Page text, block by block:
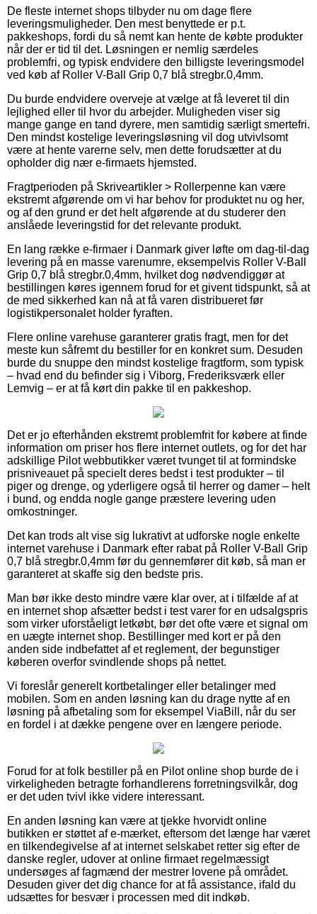
De fleste internet shops tilbyder nu om dage flere
leveringsmuligheder. Den mest benyttede er p.t.
pakkeshops, fordi du så nemt kan hente de købte produkter
når der er tid til det. Løsningen er nemlig særdeles
problemfri, og typisk endvidere den billigste leveringsmodel
ved køb af Roller V-Ball Grip 0,7 blå stregbr.0,4mm.
Du burde endvidere overveje at vælge at få leveret til din
lejlighed eller til hvor du arbejder. Muligheden viser sig
mange gange en tand dyrere, men samtidig særligt smertefri.
Den mindst kostelige leveringsløsning vil dog utvivlsomt
være at hente varerne selv, men dette forudsætter at du
opholder dig nær e-firmaets hjemsted.
Fragtperioden på Skriveartikler > Rollerpenne kan være
ekstremt afgørende om vi har behov for produktet nu og her,
og af den grund er det helt afgørende at du studerer den
anslåede leveringstid for det relevante produkt.
En lang række e-firmaer i Danmark giver løfte om dag-til-dag
levering på en masse varenumre, eksempelvis Roller V-Ball
Grip 0,7 blå stregbr.0,4mm, hvilket dog nødvendiggør at
bestillingen køres igennem forud for et givent tidspunkt, så at
de med sikkerhed kan nå at få varen distribueret før
logistikpersonalet holder fyraften.
Flere online varehuse garanterer gratis fragt, men for det
meste kun såfremt du bestiller for en konkret sum. Desuden
burde du snuppe den mindst kostelige fragtform, som typisk
– hvad end du befinder sig i Viborg, Frederiksværk eller
Lemvig – er at få kørt din pakke til en pakkeshop.
Det er jo efterhånden ekstremt problemfrit for købere at finde
information om priser hos flere internet outlets, og for det har
adskillige Pilot webbutikker været tvunget til at formindske
prisniveauet på specielt deres bedst i test produkter – til
piger og drenge, og yderligere også til herrer og damer – helt
i bund, og endda nogle gange præstere levering uden
omkostninger.
Det kan trods alt vise sig lukrativt at udforske nogle enkelte
internet varehuse i Danmark efter rabat på Roller V-Ball Grip
0,7 blå stregbr.0,4mm før du gennemfører dit køb, så man er
garanteret at skaffe sig den bedste pris.
Man bør ikke desto mindre være klar over, at i tilfælde af at
en internet shop afsætter bedst i test varer for en udsalgspris
som virker uforståeligt letkøbt, bør det ofte være et signal om
en uægte internet shop. Bestillinger med kort er på den
anden side indbefattet af et reglement, der begunstiger
køberen overfor svindlende shops på nettet.
Vi foreslår generelt kortbetalinger eller betalinger med
mobilen. Som en anden løsning kan du drage nytte af en
løsning på afbetaling som for eksempel ViaBill, når du ser
en fordel i at dække pengene over en længere periode.
Forud for at folk bestiller på en Pilot online shop burde de i
virkeligheden betragte forhandlerens forretningsvilkår, dog
er det uden tvivl ikke videre interessant.
En anden løsning kan være at tjekke hvorvidt online
butikken er støttet af e-mærket, eftersom det længe har været
en tilkendegivelse af at internet selskabet retter sig efter de
danske regler, udover at online firmaet regelmæssigt
undersøges af fagmænd der mestrer lovene på området.
Desuden giver det dig chance for at få assistance, ifald du
udsættes for besvær i processen med dit indkøb.